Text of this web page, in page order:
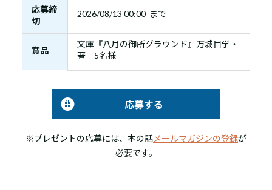
応募締
切
2026/08/13 00:00 まで
賞品
文庫『八月の御所グラウンド』万城目学・
著 5名様
応募する
※プレゼントの応募には、本の話メールマガジンの登録が
必要です。